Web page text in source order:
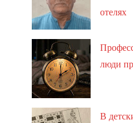
отелях
люди
В